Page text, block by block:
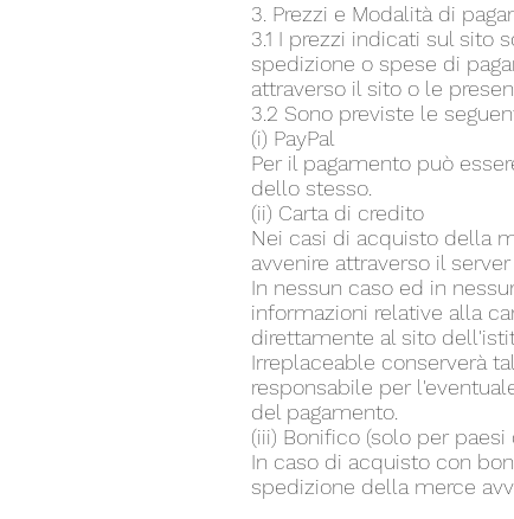
3. Prezzi e Modalità di
3.1 I prezzi indicati sul sito
spedizione o spese di
attraverso il sito o le
3.2 Sono previste le
(i) PayPal
Per il pagamento può
dello stesso.
(ii) Carta di credito
Nei casi di acquisto della
avvenire attraverso il
In nessun caso ed in
informazioni relative alla
direttamente al sito
Irreplaceable conserverà
responsabile per
del pagamento.
(iii) Bonifico (solo per paesi
In caso di acquisto con
spedizione della merce